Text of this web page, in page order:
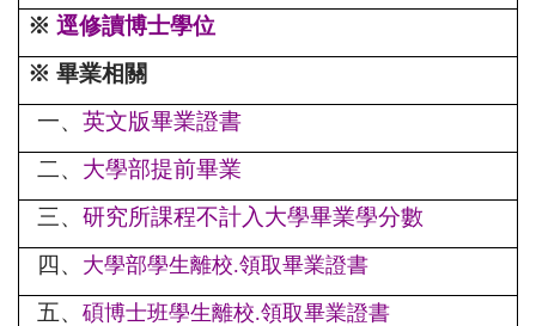
※逕修讀博士學位
※ 畢業相關
一、英文版畢業證書
二、 大學部提前畢業
三、研究所課程不計入大學畢業學分數
四、 大學部學生離校.領取畢業證書
五、碩博士班學生離校.領取畢業證書